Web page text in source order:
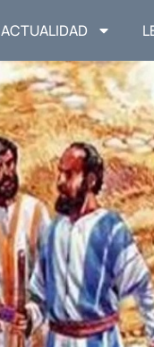
ACTUALIDAD